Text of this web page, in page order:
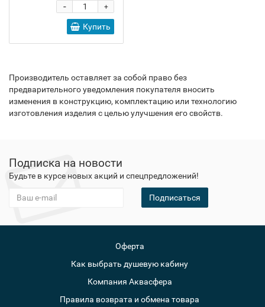
+
-
Купить
Производитель оставляет за собой право без
предварительного уведомления покупателя вносить
изменения в конструкцию, комплектацию или технологию
изготовления изделия с целью улучшения его свойств.
Подписка на новости
Будьте в курсе новых акций и спецпредложений!
Подписаться
Оферта
Как выбрать душевую кабину
Компания Аквасфера
Правила возврата и обмена товара